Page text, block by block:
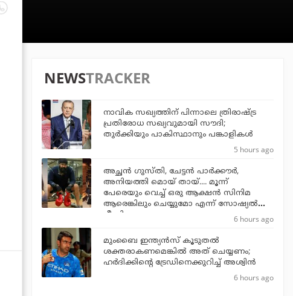
NEWSTRACKER
നാവിക സഖ്യത്തിന് പിന്നാലെ ത്രിരാഷ്ട്ര
പ്രതിരോധ സഖ്യവുമായി സൗദി;
തുര്‍ക്കിയും പാകിസ്ഥാനും പങ്കാളികള്‍
5 hours ago
അച്ഛന്‍ ഗുസ്തി, ചേട്ടന്‍ പാര്‍ക്കൗര്‍,
അനിയത്തി മൊയ് തായ്.... മൂന്ന്
പേരെയും വെച്ച് ഒരു ആക്ഷന്‍ സിനിമ
ആരെങ്കിലും ചെയ്യുമോ എന്ന് സോഷ്യല്‍
മീഡിയ
6 hours ago
മുംബൈ ഇന്ത്യന്‍സ് കൂടുതല്‍
ശക്തരാകണമെങ്കില്‍ അത് ചെയ്യണം;
ഹര്‍ദിക്കിന്റെ ട്രേഡിനെക്കുറിച്ച് അശ്വിന്‍
6 hours ago